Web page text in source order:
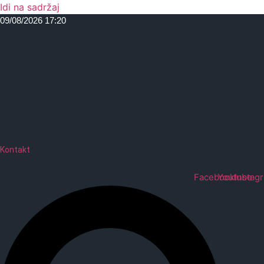
Idi na sadržaj
09/08/2026 17:20
Kontakt
FacebookYoutube